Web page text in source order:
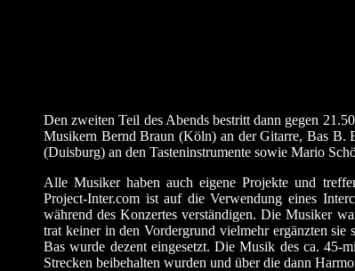
Den zweiten Teil des Abends bestritt dann gegen
Musikern Bernd Braun (Köln) an der Gitarre, Bas
(Duisburg) an den Tasteninstrumente sowie Mario
Alle Musiker haben auch eigene Projekte und
Project-Inter.com ist auf die Verwendung eines
während des Konzertes verständigen. Die Musiker
trat keiner in den Vordergrund vielmehr ergänzten
Bas wurde dezent eingesetzt. Die Musik des ca. 45-
Strecken beibehalten wurden und über die dann